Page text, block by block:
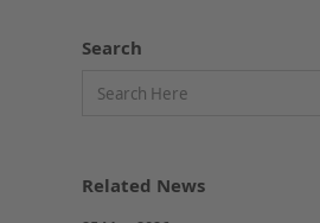
Search
Related News